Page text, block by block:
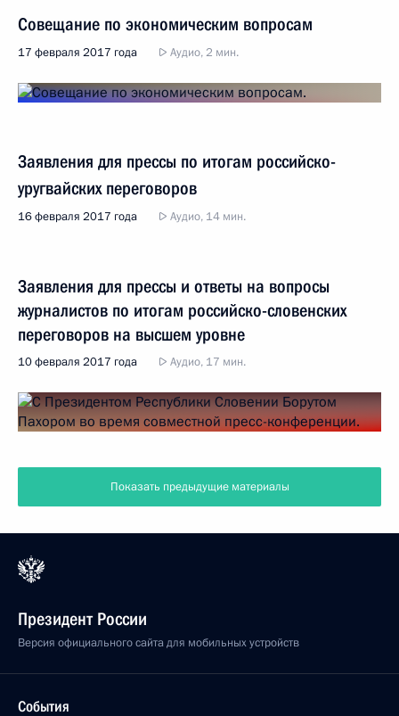
Совещание по экономическим вопросам
17 февраля 2017 года Аудио, 2 мин.
Заявления для прессы по итогам российско-
уругвайских переговоров
16 февраля 2017 года Аудио, 14 мин.
Заявления для прессы и ответы на вопросы
журналистов по итогам российско-словенских
переговоров на высшем уровне
10 февраля 2017 года Аудио, 17 мин.
Показать предыдущие материалы
Президент России
Версия официального сайта для мобильных устройств
События